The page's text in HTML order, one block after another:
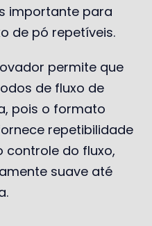
importante para
de pó repetíveis.
permite que
de fluxo de
pois o formato
repetibilidade
controle do fluxo,
suave até